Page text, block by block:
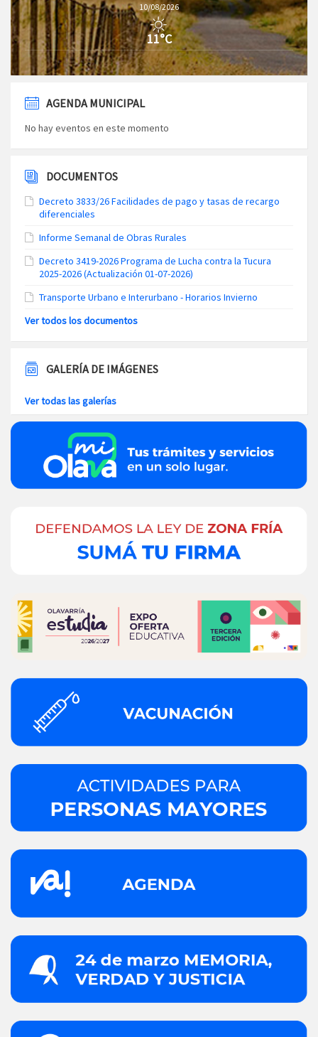
10/08/2026
11°C
AGENDA MUNICIPAL
No hay eventos en este momento
DOCUMENTOS
Decreto 3833/26 Facilidades de pago y tasas de recargo
diferenciales
Informe Semanal de Obras Rurales
Decreto 3419-2026 Programa de Lucha contra la Tucura
2025-2026 (Actualización 01-07-2026)
Transporte Urbano e Interurbano - Horarios Invierno
Ver todos los documentos
GALERÍA DE IMÁGENES
Ver todas las galerías